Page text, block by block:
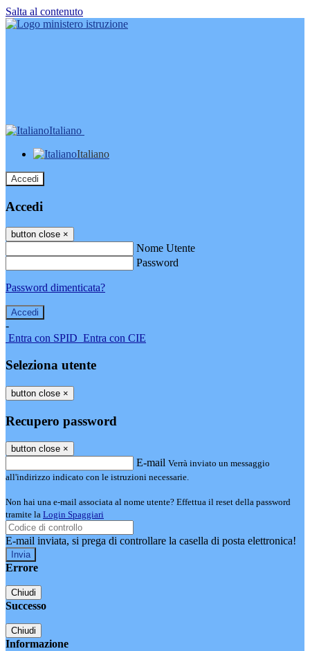
Salta al contenuto
Italiano
Italiano
Accedi
Accedi
button close ×
Nome Utente
Password
Password dimenticata?
-
Entra con SPID Entra con CIE
Seleziona utente
button close ×
Recupero password
button close ×
E-mail Verrà inviato un messaggio
all'indirizzo indicato con le istruzioni necessarie.
Non hai una e-mail associata al nome utente? Effettua il reset della password
tramite la Login Spaggiari
E-mail inviata, si prega di controllare la casella di posta elettronica!
Errore
Chiudi
Successo
Chiudi
Informazione